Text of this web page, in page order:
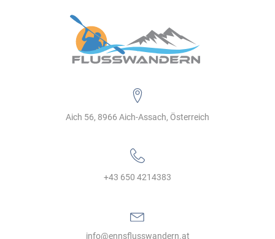
Aich 56, 8966 Aich-Assach, Österreich
+43 650 4214383‬
info@ennsflusswandern.at